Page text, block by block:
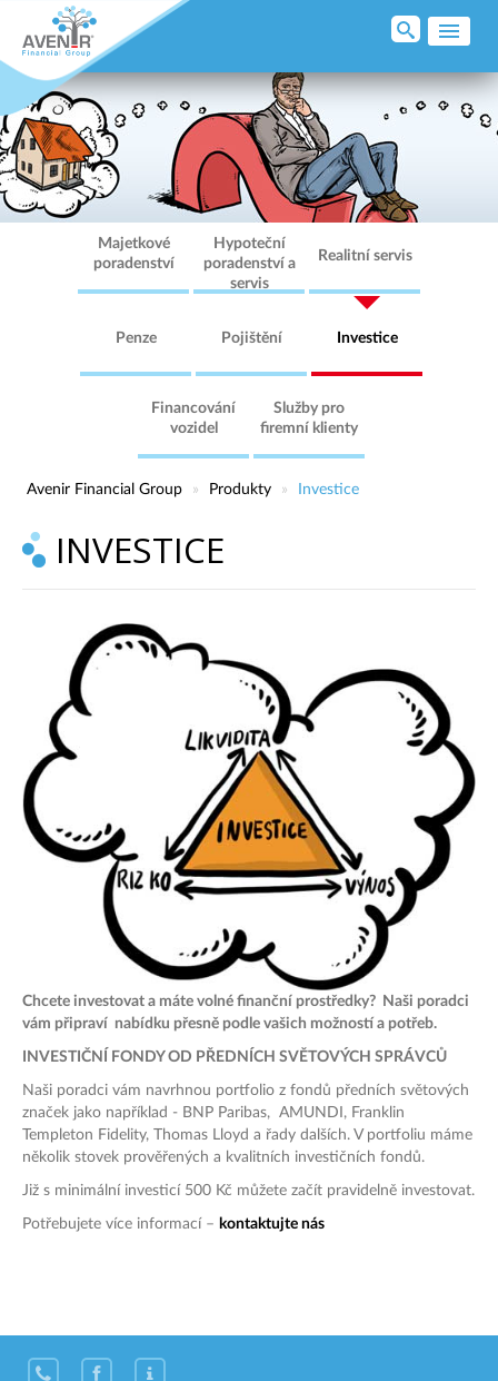
ÚVOD
PORADENSTVÍ
PODPORUJEME
KARIÉRA
KONTAKT
KLIENTSKÁ ZÓNA
Majetkové
poradenství
Hypoteční
poradenství a
servis
Realitní servis
Penze Pojištění Investice
Financování
vozidel
Služby pro
firemní klienty
Avenir Financial Group » Produkty » Investice
INVESTICE
Chcete investovat a máte volné finanční prostředky? Naši poradci
vám připraví nabídku přesně podle vašich možností a potřeb.
INVESTIČNÍ FONDY OD PŘEDNÍCH SVĚTOVÝCH SPRÁVCŮ
Naši poradci vám navrhnou portfolio z fondů předních světových
značek jako například - BNP Paribas, AMUNDI, Franklin
Templeton Fidelity, Thomas Lloyd a řady dalších. V portfoliu máme
několik stovek prověřených a kvalitních investičních fondů.
Již s minimální investicí 500 Kč můžete začít pravidelně investovat.
Potřebujete více informací – kontaktujte nás